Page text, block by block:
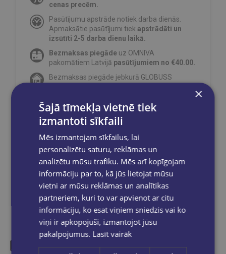
cenas precēm.
Pasūtījumu apstrāde notiek darba dienās.
Apmaksātie pasūtījumi tiek apstrādāti un
izsūtīti 2-5 darba dienu laikā.
Bezmaksas piegāde uz OMNIVA
pakomātiem Latvijā pasūtījumiem no €40.00.
Bezmaksas piegāde jebkurā GLOBUSS
e-pastu un/ vai SMS.
Dalies sociālajos tīklos:
×
Šajā tīmekļa vietnē tiek
izmantoti sīkfaili
Mēs izmantojam sīkfailus, lai
personalizētu saturu, reklāmas un
analizētu mūsu trafiku. Mēs arī kopīgojam
informāciju par to, kā jūs lietojat mūsu
vietni ar mūsu reklāmas un analītikas
partneriem, kuri to var apvienot ar citu
informāciju, ko esat viņiem sniedzis vai ko
viņi ir apkopojuši, izmantojot jūsu
pakalpojumus. Lasīt vairāk